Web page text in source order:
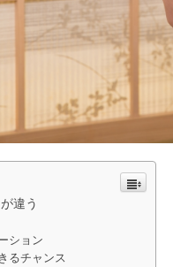
違う
ション
るチャンス